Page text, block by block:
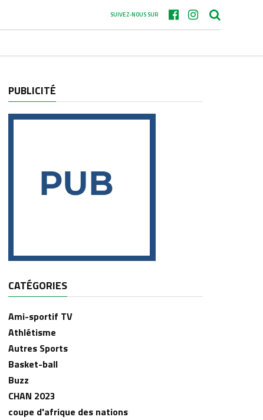
SUIVEZ-NOUS SUR
PUBLICITÉ
CATÉGORIES
Ami-sportif TV
Athlétisme
Autres Sports
Basket-ball
Buzz
CHAN 2023
coupe d'afrique des nations